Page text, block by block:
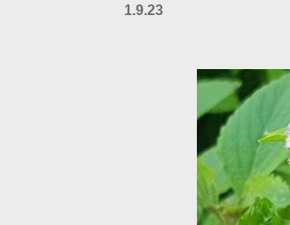
1.9.23